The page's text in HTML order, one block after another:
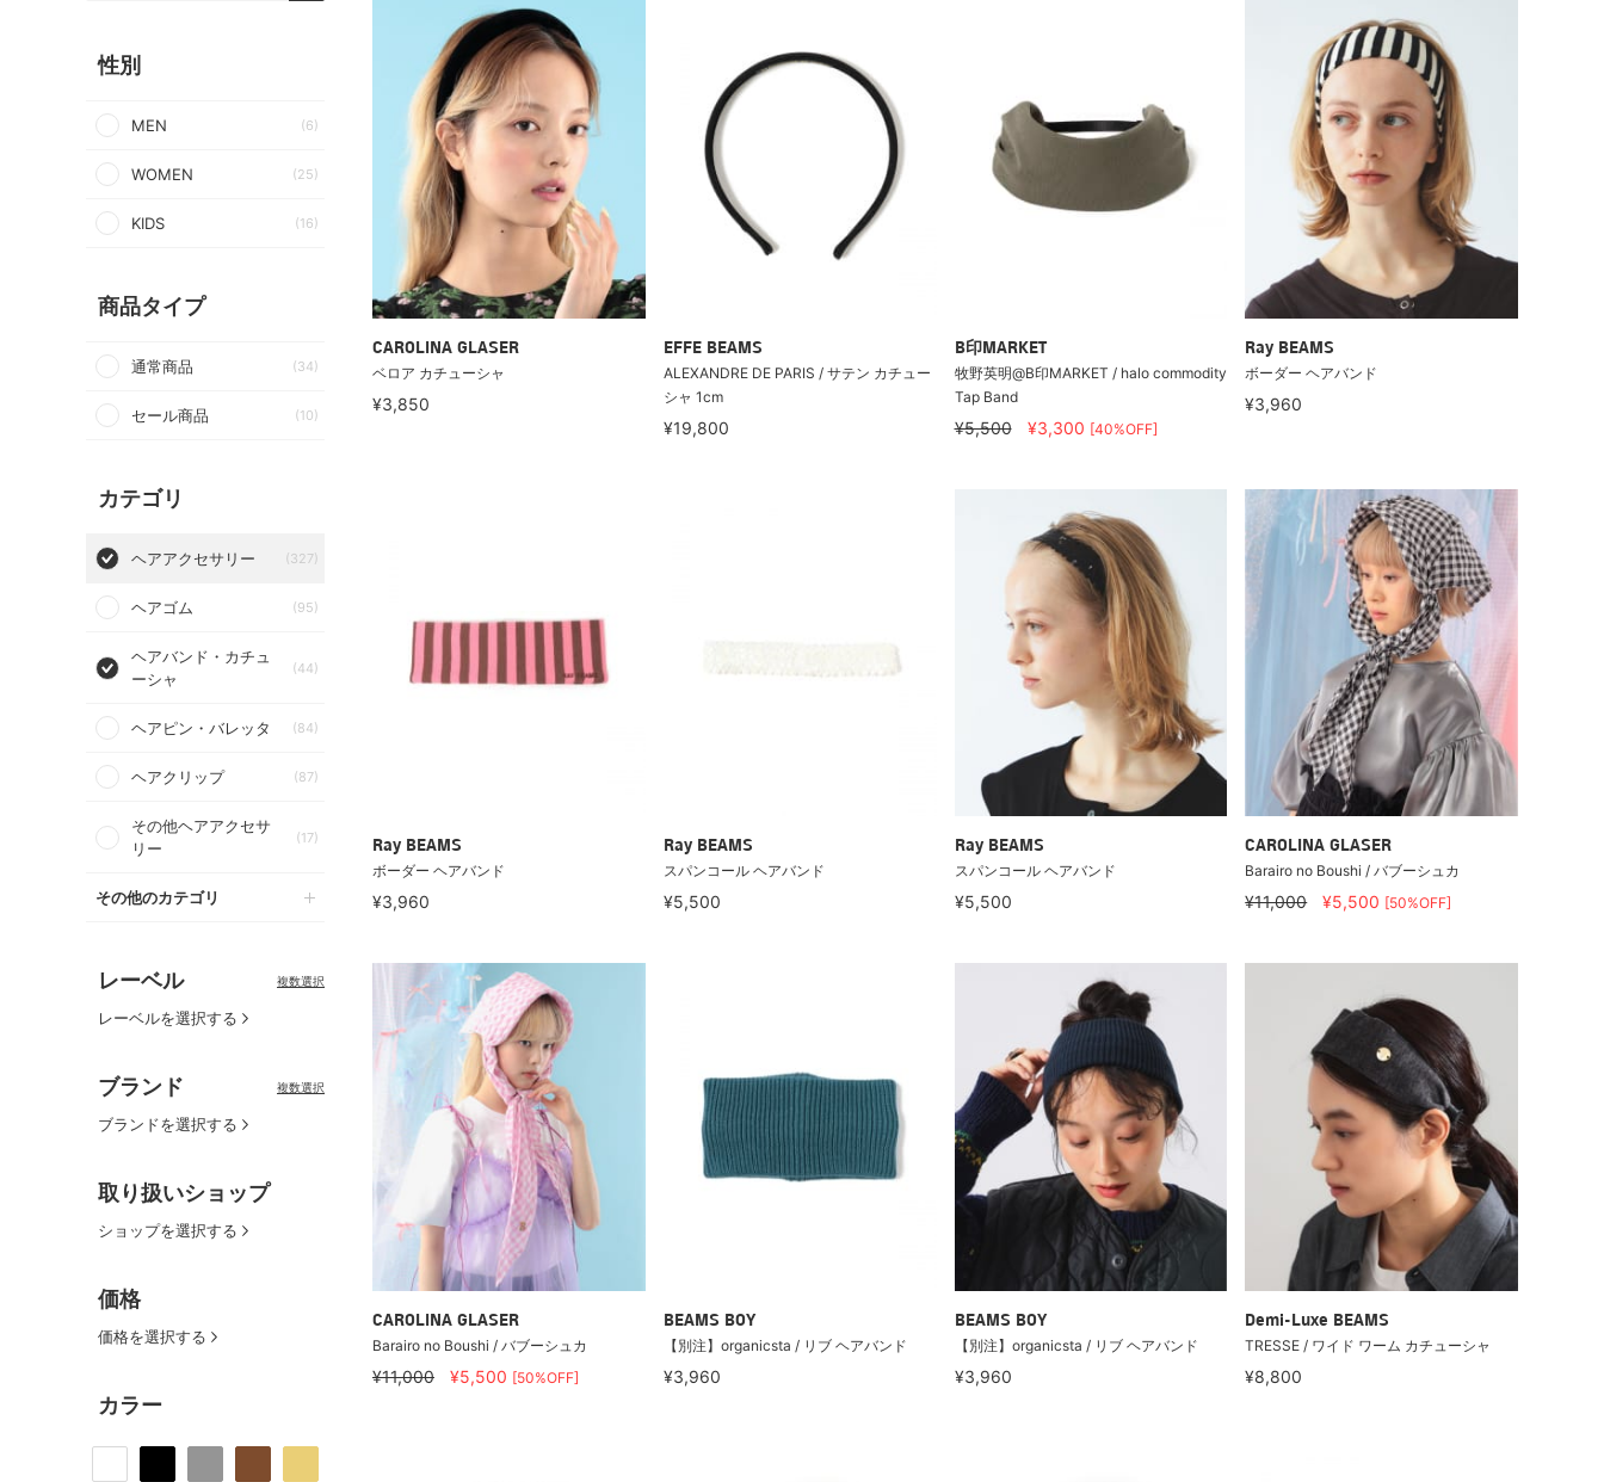
性別
MEN (6)
WOMEN (25)
KIDS (16)
商品タイプ
通常商品 (34)
セール商品 (10)
カテゴリ
ヘアアクセサリー (327)
ヘアゴム (95)
ヘアバンド・カチュ
ーシャ
(44)
ヘアピン・バレッタ (84)
ヘアクリップ (87)
その他ヘアアクセサ
リー
(17)
その他のカテゴリ
レーベル 複数選択
レーベルを選択する
ブランド 複数選択
ブランドを選択する
取り扱いショップ
ショップを選択する
価格
価格を選択する
カラー
CAROLINA GLASER
ベロア カチューシャ
¥3,850
EFFE BEAMS
ALEXANDRE DE PARIS / サテン カチュー
シャ 1cm
¥19,800
B印MARKET
牧野英明@B印MARKET / halo commodity
Tap Band
¥5,500 ¥3,300 [40%OFF]
Ray BEAMS
ボーダー ヘアバンド
¥3,960
Ray BEAMS
ボーダー ヘアバンド
¥3,960
Ray BEAMS
スパンコール ヘアバンド
¥5,500
Ray BEAMS
スパンコール ヘアバンド
¥5,500
CAROLINA GLASER
Barairo no Boushi / バブーシュカ
¥11,000 ¥5,500 [50%OFF]
CAROLINA GLASER
Barairo no Boushi / バブーシュカ
¥11,000 ¥5,500 [50%OFF]
BEAMS BOY
【別注】organicsta / リブ ヘアバンド
¥3,960
BEAMS BOY
【別注】organicsta / リブ ヘアバンド
¥3,960
Demi-Luxe BEAMS
TRESSE / ワイド ワーム カチューシャ
¥8,800